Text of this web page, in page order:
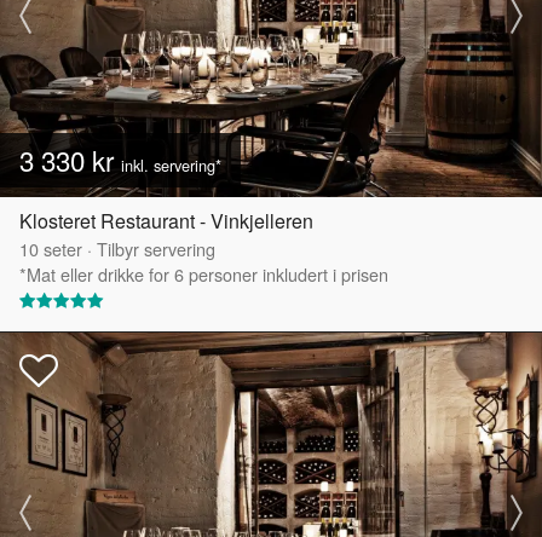
3 330 kr inkl. servering*
Klosteret Restaurant - Vinkjelleren
10seter · Tilbyr servering
*Mat eller drikke for 6 personer inkludert i prisen